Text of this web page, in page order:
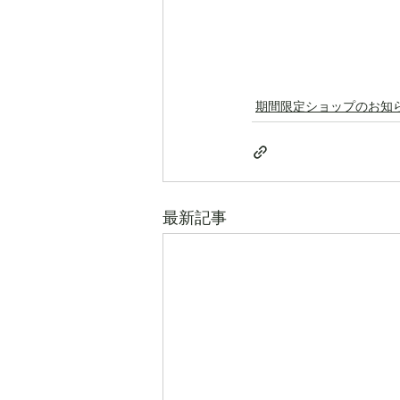
期間限定ショップのお知
最新記事